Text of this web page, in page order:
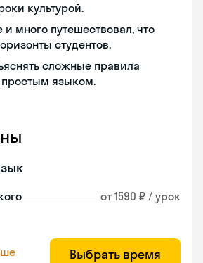
культурой.
и много путешествовал, что
студентов.
сложные правила
языком.
от 1590 ₽ / урок
Выбрать время